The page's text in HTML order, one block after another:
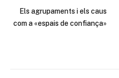
Els agrupaments i els caus
com a «espais de confiança»